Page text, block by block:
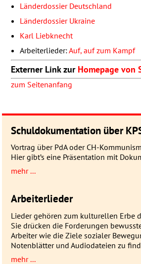
Länderdossier Deutschland
Länderdossier Ukraine
Karl Liebknecht
Arbeiterlieder:Auf, auf zum Kampf
Externer Link zur Homepage von
zum Seitenanfang
Schuldokumentation über
Vortrag über PdA oder CH-
Hier gibt’s eine Präsentation mit
mehr ...
Arbeiterlieder
Lieder gehören zum kulturellen Erbe
Sie drücken die Forderungen
Arbeiter wie die Ziele sozialer
Notenblätter und Audiodateien zu
mehr ...